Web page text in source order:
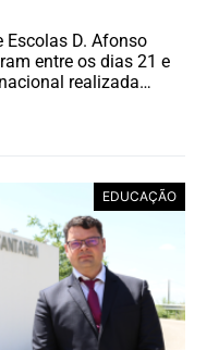
Escolas D. Afonso
entre os dias 21 e
realizada…
EDUCAÇÃO